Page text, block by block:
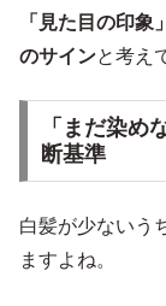
「見た目の印
のサインと考え
「まだ染め
断基準
白髪が少ないう
ますよね。